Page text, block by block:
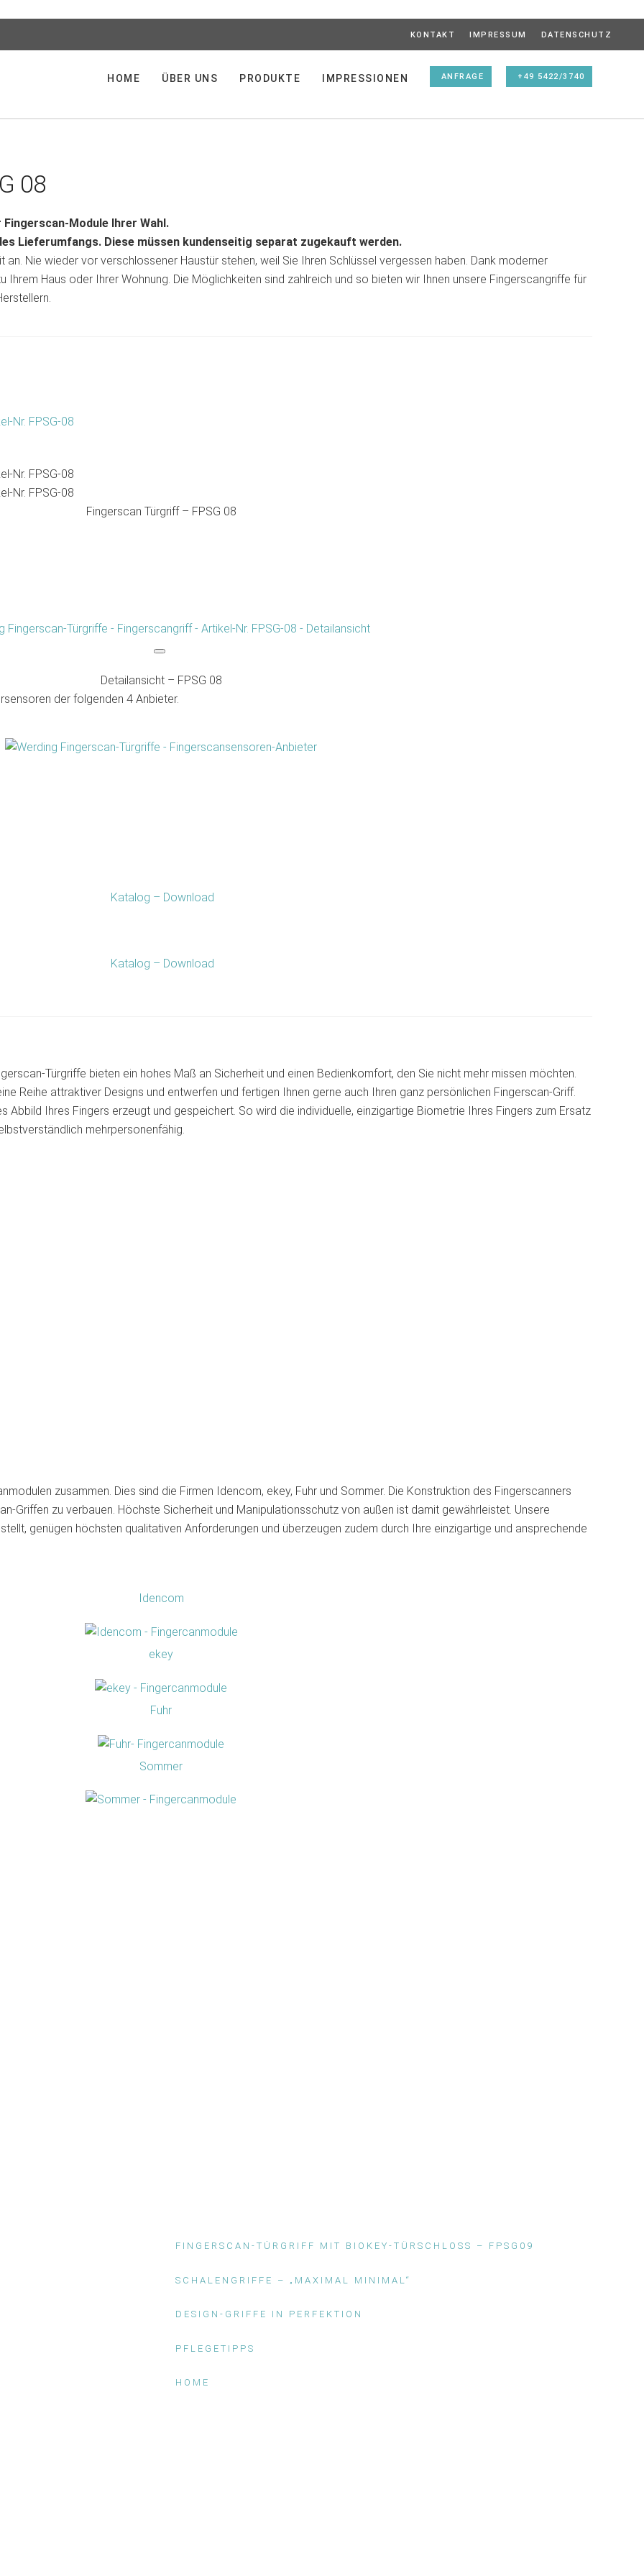
KONTAKT IMPRESSUM DATENSCHUTZ
HOME ÜBER UNS PRODUKTE IMPRESSIONEN ANFRAGE +49 5422/3740
08
Module Ihrer Wahl.
Lieferumfangs. Diese müssen kundenseitig separat zugekauft werden.
Nie wieder vor verschlossener Haustür stehen, weil Sie Ihren Schlüssel vergessen haben. Dank moderner
Ihrem Haus oder Ihrer Wohnung. Die Möglichkeiten sind zahlreich und so bieten wir Ihnen unsere Fingerscangriffe für
Fingerscan Türgriff – FPSG 08
Detailansicht – FPSG 08
der folgenden 4 Anbieter.
Katalog – Download
Katalog – Download
Türgriffe bieten ein hohes Maß an Sicherheit und einen Bedienkomfort, den Sie nicht mehr missen möchten.
Reihe attraktiver Designs und entwerfen und fertigen Ihnen gerne auch Ihren ganz persönlichen Fingerscan-Griff.
Abbild Ihres Fingers erzeugt und gespeichert. So wird die individuelle, einzigartige Biometrie Ihres Fingers zum Ersatz
mehrpersonenfähig.
zusammen. Dies sind die Firmen Idencom, ekey, Fuhr und Sommer. Die Konstruktion des Fingerscanners
Griffen zu verbauen. Höchste Sicherheit und Manipulationsschutz von außen ist damit gewährleistet. Unsere
genügen höchsten qualitativen Anforderungen und überzeugen zudem durch Ihre einzigartige und ansprechende
Idencom
ekey
Fuhr
Sommer
FINGERSCAN-TÜRGRIFF MIT BIOKEY-TÜRSCHLOSS – FPSG09
SCHALENGRIFFE – „MAXIMAL MINIMAL“
DESIGN-GRIFFE IN PERFEKTION
PFLEGETIPPS
HOME